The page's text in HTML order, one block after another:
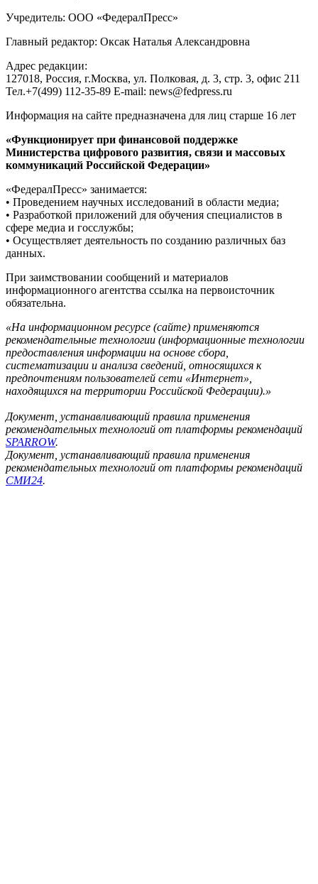
Учредитель: ООО «ФедералПресс»
Главный редактор: Оксак Наталья Александровна
Адрес редакции:
127018, Россия, г.Москва, ул. Полковая, д. 3, стр. 3, офис 211
Тел.+7(499) 112-35-89 E-mail: news@fedpress.ru
Информация на сайте предназначена для лиц старше 16 лет
«Функционирует при финансовой поддержке
Министерства цифрового развития, связи и массовых
коммуникаций Российской Федерации»
«ФедералПресс» занимается:
• Проведением научных исследований в области медиа;
• Разработкой приложений для обучения специалистов в
сфере медиа и госслужбы;
• Осуществляет деятельность по созданию различных баз
данных.
При заимствовании сообщений и материалов
информационного агентства ссылка на первоисточник
обязательна.
«На информационном ресурсе (сайте) применяются
рекомендательные технологии (информационные технологии
предоставления информации на основе сбора,
систематизации и анализа сведений, относящихся к
предпочтениям пользователей сети «Интернет»,
находящихся на территории Российской Федерации).»
Документ, устанавливающий правила применения
рекомендательных технологий от платформы рекомендаций
SPARROW.
Документ, устанавливающий правила применения
рекомендательных технологий от платформы рекомендаций
СМИ24.